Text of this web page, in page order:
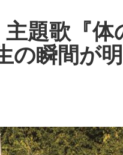
題歌『体
の瞬間が